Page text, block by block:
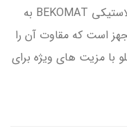
فیلترها طراحی شده است و محفظه پلاستیکی BEKOMAT به
است که مقاوت آن را
با مزیت های ویژه برای